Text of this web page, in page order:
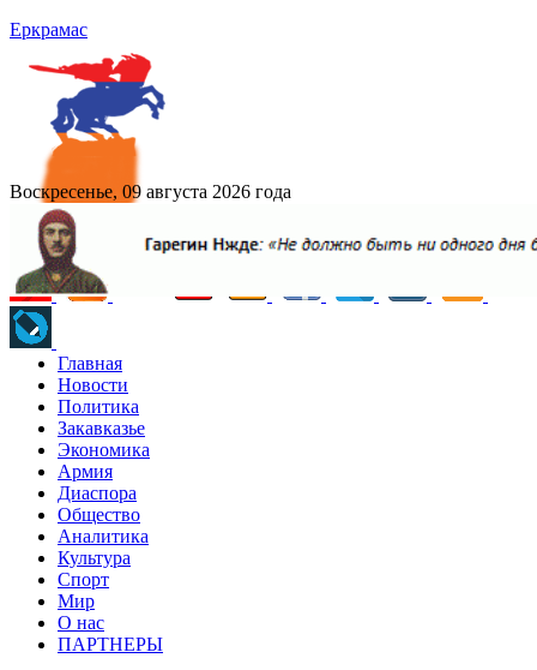
Еркрамас
Воскресенье, 09 августа 2026 года
Главная
Новости
Политика
Закавказье
Экономика
Армия
Диаспора
Общество
Аналитика
Культура
Спорт
Мир
О нас
ПАРТНЕРЫ